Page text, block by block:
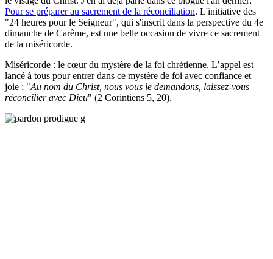
Pour se préparer au sacrement de la réconciliation. L'initiative des
"24 heures pour le Seigneur", qui s'inscrit dans la perspective du 4e
dimanche de Carême, est une belle occasion de vivre ce sacrement
de la miséricorde.
Miséricorde : le cœur du mystère de la foi chrétienne. L’appel est
lancé à tous pour entrer dans ce mystère de foi avec confiance et
joie : "Au nom du Christ, nous vous le demandons, laissez-vous
réconcilier avec Dieu" (2 Corintiens 5, 20).